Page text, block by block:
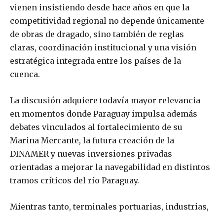
vienen insistiendo desde hace años en que la
competitividad regional no depende únicamente
de obras de dragado, sino también de reglas
claras, coordinación institucional y una visión
estratégica integrada entre los países de la
cuenca.
La discusión adquiere todavía mayor relevancia
en momentos donde Paraguay impulsa además
debates vinculados al fortalecimiento de su
Marina Mercante, la futura creación de la
DINAMER y nuevas inversiones privadas
orientadas a mejorar la navegabilidad en distintos
tramos críticos del río Paraguay.
Mientras tanto, terminales portuarias, industrias,